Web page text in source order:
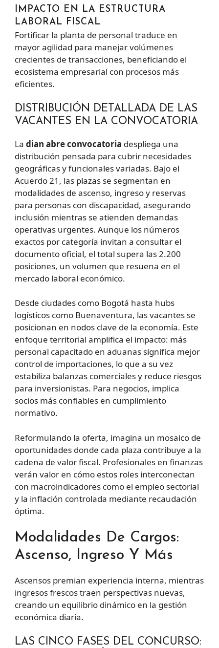
IMPACTO EN LA ESTRUCTURA
LABORAL FISCAL
Fortificar la planta de personal traduce en
mayor agilidad para manejar volúmenes
crecientes de transacciones, beneficiando el
ecosistema empresarial con procesos más
eficientes.
DISTRIBUCIÓN DETALLADA DE LAS
VACANTES EN LA CONVOCATORIA
La dian abre convocatoria despliega una
distribución pensada para cubrir necesidades
geográficas y funcionales variadas. Bajo el
Acuerdo 21, las plazas se segmentan en
modalidades de ascenso, ingreso y reservas
para personas con discapacidad, asegurando
inclusión mientras se atienden demandas
operativas urgentes. Aunque los números
exactos por categoría invitan a consultar el
documento oficial, el total supera las 2.200
posiciones, un volumen que resuena en el
mercado laboral económico.
Desde ciudades como Bogotá hasta hubs
logísticos como Buenaventura, las vacantes se
posicionan en nodos clave de la economía. Este
enfoque territorial amplifica el impacto: más
personal capacitado en aduanas significa mejor
control de importaciones, lo que a su vez
estabiliza balanzas comerciales y reduce riesgos
para inversionistas. Para negocios, implica
socios más confiables en cumplimiento
normativo.
Reformulando la oferta, imagina un mosaico de
oportunidades donde cada plaza contribuye a la
cadena de valor fiscal. Profesionales en finanzas
verán valor en cómo estos roles interconectan
con macroindicadores como el empleo sectorial
y la inflación controlada mediante recaudación
óptima.
Modalidades De Cargos:
Ascenso, Ingreso Y Más
Ascensos premian experiencia interna, mientras
ingresos frescos traen perspectivas nuevas,
creando un equilibrio dinámico en la gestión
económica diaria.
LAS CINCO FASES DEL CONCURSO: